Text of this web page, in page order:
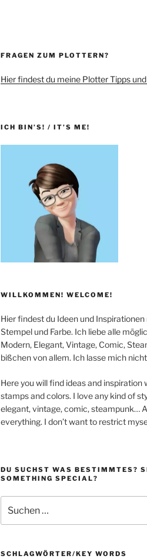
FRAGEN ZUM PLOTTERN?
Hier findest du meine Plotter Tipps
ICH BIN’S! / IT’S ME!
WILLKOMMEN! WELCOME!
Hier findest du Ideen und Inspirationen
Stempel und Farbe. Ich liebe alle
Modern, Elegant, Vintage, Comic,
bißchen von allem. Ich lasse mich
Here you will find ideas and inspiration
stamps and colors. I love any kind of
elegant, vintage, comic, steampunk…
everything. I don’t want to restrict
DU SUCHST WAS BESTIMMTES?
SOMETHING SPECIAL?
nach:
SCHLAGWÖRTER/KEY WORDS